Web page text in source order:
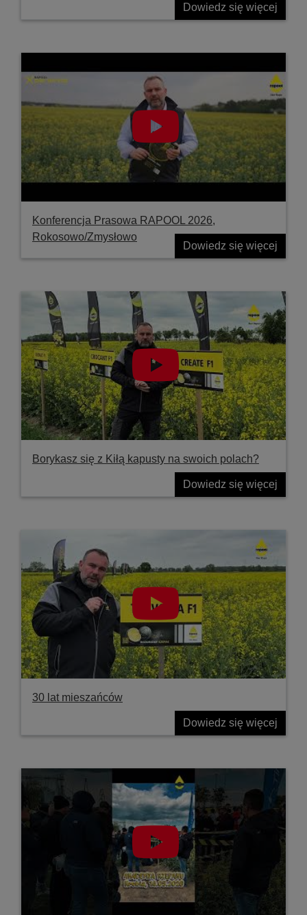
Dowiedz się więcej
Konferencja Prasowa RAPOOL 2026,
Rokosowo/Zmysłowo
Dowiedz się więcej
Borykasz się z Kiłą kapusty na swoich polach?
Dowiedz się więcej
30 lat mieszańców
Dowiedz się więcej